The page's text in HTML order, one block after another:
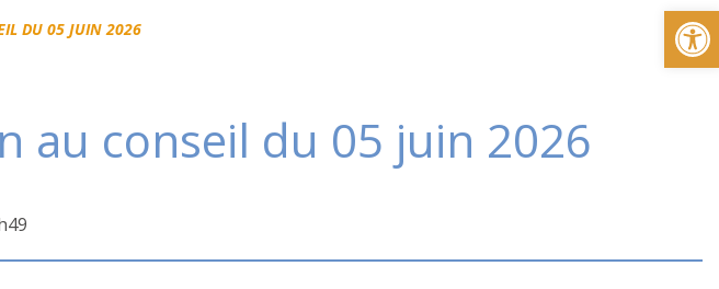
DU 05 JUIN 2026
au conseil du 05 juin 2026